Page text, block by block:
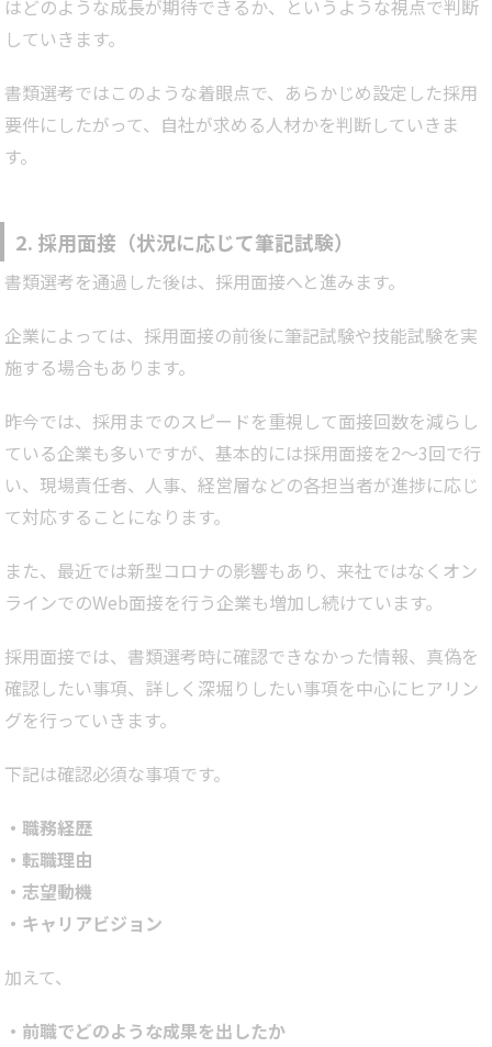
はどのような成長が期待できるか、というような視点で判断
していきます。
書類選考ではこのような着眼点で、あらかじめ設定した採用
要件にしたがって、自社が求める人材かを判断していきま
す。
2. 採用面接（状況に応じて筆記試験）
書類選考を通過した後は、採用面接へと進みます。
企業によっては、採用面接の前後に筆記試験や技能試験を実
施する場合もあります。
昨今では、採用までのスピードを重視して面接回数を減らし
ている企業も多いですが、基本的には採用面接を2〜3回で行
い、現場責任者、人事、経営層などの各担当者が進捗に応じ
て対応することになります。
また、最近では新型コロナの影響もあり、来社ではなくオン
ラインでのWeb面接を行う企業も増加し続けています。
採用面接では、書類選考時に確認できなかった情報、真偽を
確認したい事項、詳しく深堀りしたい事項を中心にヒアリン
グを行っていきます。
下記は確認必須な事項です。
・職務経歴
・転職理由
・志望動機
・キャリアビジョン
加えて、
・前職でどのような成果を出したか